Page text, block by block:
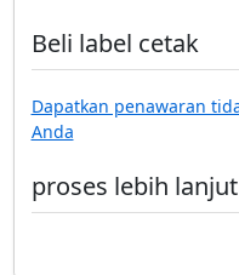
Beli label cetak
Dapatkan penawaran
Anda
proses lebih lanjut